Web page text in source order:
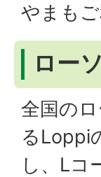
やまもご
ロー
全国の
るLoppi
し、Lコ